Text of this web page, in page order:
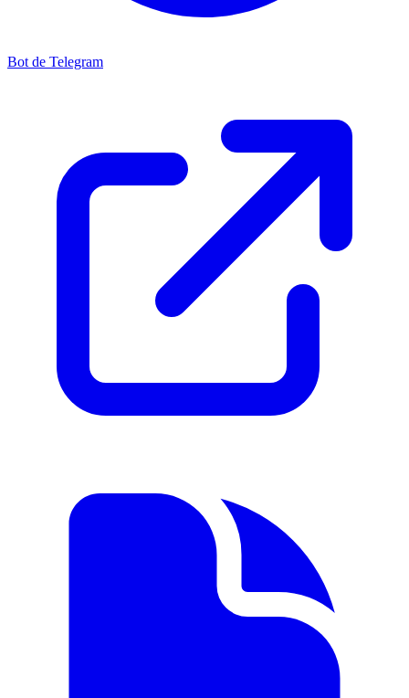
Bot de Telegram